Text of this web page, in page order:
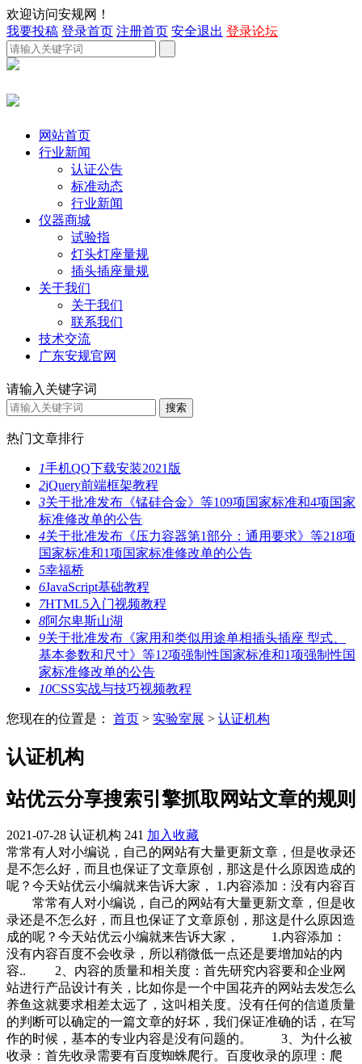
欢迎访问安规网！
我要投稿 登录首页 注册首页 安全退出 登录论坛
网站首页
行业新闻
认证公告
标准动态
行业新闻
仪器商城
试验指
灯头灯座量规
插头插座量规
关于我们
关于我们
联系我们
技术交流
广东安规官网
请输入关键字词
热门文章排行
1手机QQ下载安装2021版
2jQuery前端框架教程
3关于批准发布《锰硅合金》等109项国家标准和4项国家
标准修改单的公告
4关于批准发布《压力容器第1部分：通用要求》等218项
国家标准和1项国家标准修改单的公告
5幸福桥
6JavaScript基础教程
7HTML5入门视频教程
8阿尔卑斯山湖
9关于批准发布《家用和类似用途单相插头插座 型式、
基本参数和尺寸》等12项强制性国家标准和1项强制性国
家标准修改单的公告
10CSS实战与技巧视频教程
您现在的位置是： 首页 > 实验室展 > 认证机构
认证机构
站优云分享搜索引擎抓取网站文章的规则
2021-07-28 认证机构 241 加入收藏
常常有人对小编说，自己的网站有大量更新文章，但是收录还
是不怎么好，而且也保证了文章原创，那这是什么原因造成的
呢？今天站优云小编就来告诉大家， 1.内容添加：没有内容百
常常有人对小编说，自己的网站有大量更新文章，但是收
录还是不怎么好，而且也保证了文章原创，那这是什么原因造
成的呢？今天站优云小编就来告诉大家，
1.内容添加：
没有内容百度不会收录，所以稍微低一点还是要增加站的内
容.. 2、内容的质量和相关度：首先研究内容要和企业网
站进行产品设计有关，比如你是一个中国花卉的网站去发怎么
养鱼这就要求相差太远了，这叫相关度。没有任何的信道质量
的判断可以确定的一篇文章的好坏，我们保证准确的话，在写
作的时候，基本的专业内容是没有问题的。 3、为什么被
收录：首先收录需要有百度蜘蛛爬行。百度收录的原理：爬